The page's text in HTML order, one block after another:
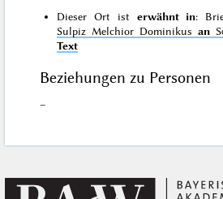
Dieser Ort ist erwähnt in:
Sulpiz Melchior Dominikus an
Text
Beziehungen zu Personen
–